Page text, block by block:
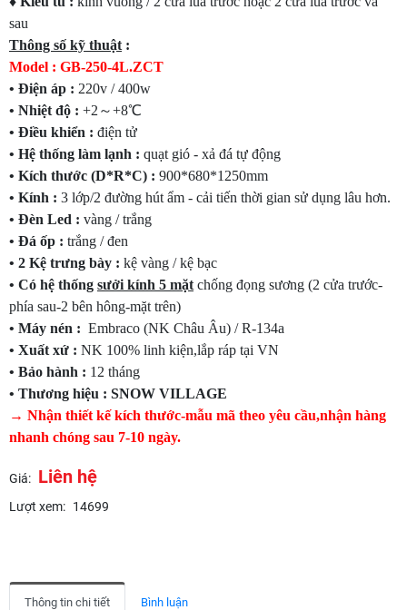
sau
Thông số kỹ thuật :
Model : GB-250-4L.ZCT
• Điện áp : 220v / 400w
• Nhiệt độ : +2～+8℃
• Điều khiển : điện tử
• Hệ thống làm lạnh : quạt gió - xả đá tự động
• Kích thước (D*R*C) : 900*680*1250mm
• Kính : 3 lớp/2 đường hút ẩm - cải tiến thời gian sử dụng lâu hơn.
• Đèn Led : vàng / trắng
• Đá ốp : trắng / đen
• 2 Kệ trưng bày : kệ vàng / kệ bạc
• Có hệ thống sưởi kính 5 mặt chống đọng sương (2 cửa trước-
phía sau-2 bên hông-mặt trên)
• Máy nén : Embraco (NK Châu Âu) / R-134a
• Xuất xứ : NK 100% linh kiện,lắp ráp tại VN
• Bảo hành : 12 tháng
• Thương hiệu : SNOW VILLAGE
→ Nhận thiết kế kích thước-mẫu mã theo yêu cầu,nhận hàng
nhanh chóng sau 7-10 ngày.
Giá: Liên hệ
Lượt xem: 14699
Thông tin chi tiết Bình luận